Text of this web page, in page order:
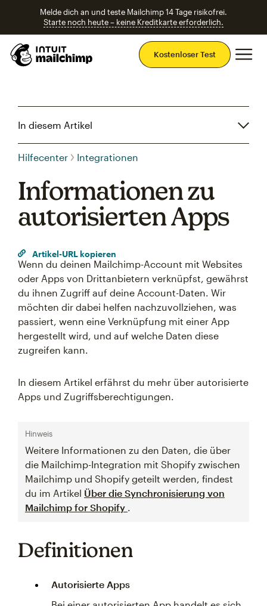
Melde dich an und teste Mailchimp 14 Tage risikofrei.
Starte noch heute – keine Kreditkarte erforderlich.
Kostenloser Test
In diesem Artikel
Hilfecenter Integrationen
Informationen zu
autorisierten Apps
Artikel-URL kopieren
Wenn du deinen Mailchimp-Account mit Websites
oder Apps von Drittanbietern verknüpfst, gewährst
du ihnen Zugriff auf deine Account-Daten. Wir
möchten dir dabei helfen nachzuvollziehen, was
passiert, wenn eine Verknüpfung mit einer App
hergestellt wird, und auf welche Daten diese
zugreifen kann.
In diesem Artikel erfährst du mehr über autorisierte
Apps und Zugriffsberechtigungen.
Hinweis
Weitere Informationen zu den Daten, die über
die Mailchimp-Integration mit Shopify zwischen
Mailchimp und Shopify geteilt werden, findest
du im Artikel Über die Synchronisierung von
Mailchimp for Shopify .
Definitionen
Autorisierte Apps